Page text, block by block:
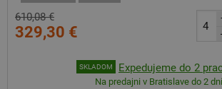
610,08 €
329,30 €
SKLADOM Expedujeme do 2
Na predajni v Bratislave do 2